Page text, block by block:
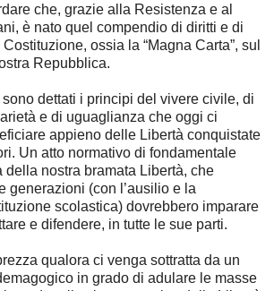
che, grazie alla Resistenza e al
è nato quel compendio di diritti e di
ossia la “Magna Carta”, sul
Repubblica.
dettati i principi del vivere civile, di
e di uguaglianza che oggi ci
appieno delle Libertà conquistate
Un atto normativo di fondamentale
della nostra bramata Libertà, che
generazioni (con l’ausilio e la
scolastica) dovrebbero imparare
e difendere, in tutte le sue parti.
qualora ci venga sottratta da un
in grado di adulare le masse